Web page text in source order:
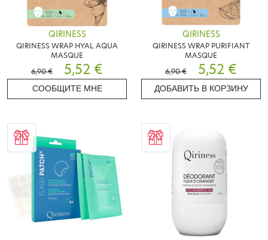
QIRINESS
QIRINESS WRAP HYAL AQUA
MASQUE
6,90 €
5,52 €
СООБЩИТЕ МНЕ
QIRINESS
QIRINESS WRAP PURIFIANT
MASQUE
6,90 €
5,52 €
ДОБАВИТЬ В КОРЗИНУ